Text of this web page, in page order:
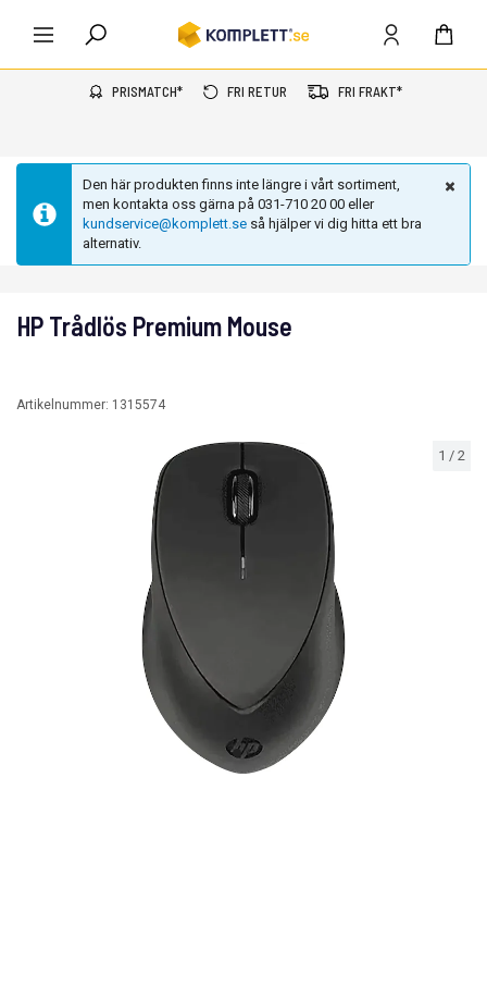
PRISMATCH* FRI RETUR FRI FRAKT*
Den här produkten finns inte längre i vårt sortiment,
men kontakta oss gärna på 031-710 20 00 eller
kundservice@komplett.se så hjälper vi dig hitta ett bra
alternativ.
1 / 2
HP Trådlös Premium Mouse
Artikelnummer: 1315574